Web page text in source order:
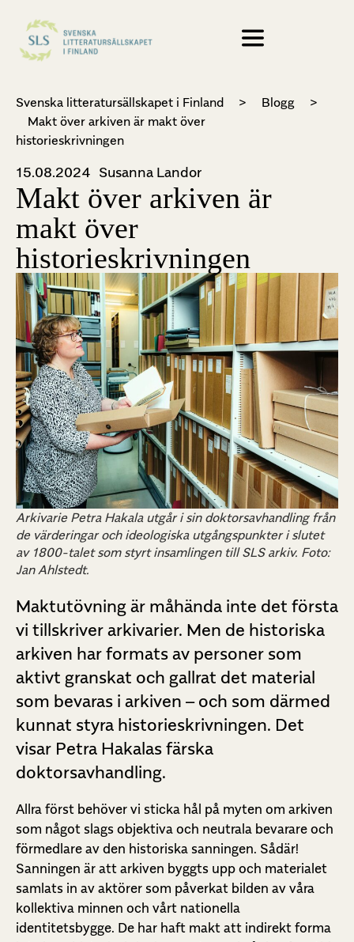
Svenska litteratursällskapet i Finland > Blogg
>
Makt över arkiven är makt över
historieskrivningen
15.08.2024 Susanna Landor
Makt över arkiven är
makt över
historieskrivningen
Arkivarie Petra Hakala utgår i sin doktorsavhandling från
de värderingar och ideologiska utgångspunkter i slutet
av 1800-talet som styrt insamlingen till SLS arkiv. Foto:
Jan Ahlstedt.
Maktutövning är måhända inte det första
vi tillskriver arkivarier. Men de historiska
arkiven har formats av personer som
aktivt granskat och gallrat det material
som bevaras i arkiven – och som därmed
kunnat styra historieskrivningen. Det
visar Petra Hakalas färska
doktorsavhandling.
Allra först behöver vi sticka hål på myten om arkiven
som något slags objektiva och neutrala bevarare och
förmedlare av den historiska sanningen. Sådär!
Sanningen är att arkiven byggts upp och materialet
samlats in av aktörer som påverkat bilden av våra
kollektiva minnen och vårt nationella
identitetsbygge. De har haft makt att indirekt forma